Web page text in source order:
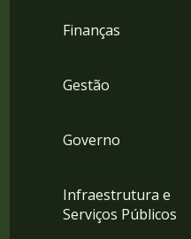
Finanças
Gestão
Governo
Infraestrutura e
Serviços Públicos